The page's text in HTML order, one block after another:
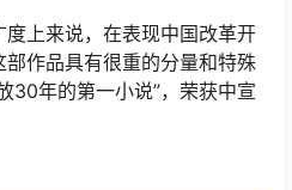
上来说，在表现中国改革开
作品具有很重的分量和特殊
30年的第一小说”，荣获中宣